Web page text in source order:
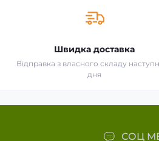
Швидка доставка
Відправка з власного складу
дня
СОЦ